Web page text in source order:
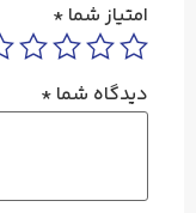
امتیاز شما *
دیدگاه شما *